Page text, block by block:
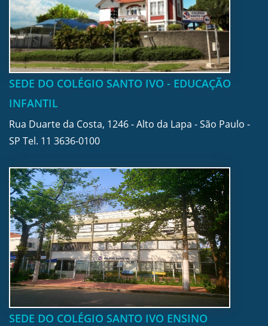
SEDE DO COLÉGIO SANTO IVO - EDUCAÇÃO
INFANTIL
Rua Duarte da Costa, 1246 - Alto da Lapa - São Paulo -
SP Tel. 11 3636-0100
SEDE DO COLÉGIO SANTO IVO ENSINO